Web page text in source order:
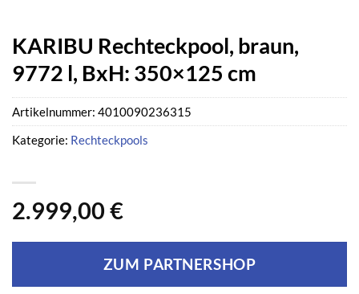
KARIBU Rechteckpool, braun,
9772 l, BxH: 350×125 cm
2.999,00 €
ZUM PARTNERSHOP
Artikelnummer: 4010090236315
Kategorie: Rechteckpools